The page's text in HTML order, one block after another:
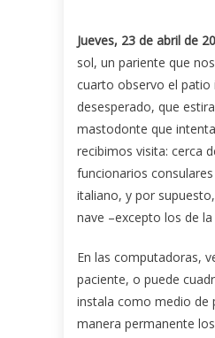
Jueves, 23 de abril de
sol, un pariente que
cuarto observo el patio
desesperado, que
mastodonte que
recibimos visita: cerca
funcionarios
italiano, y por
nave –excepto los de
En las computadoras,
paciente, o puede
instala como medio de
manera permanente